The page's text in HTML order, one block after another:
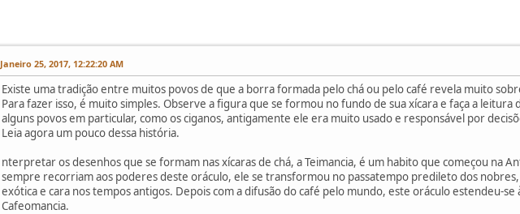
Janeiro 25, 2017, 12:22:20 AM
Existe uma tradição entre muitos povos de que a borra formada pelo chá ou pelo café revela muito
Para fazer isso, é muito simples. Observe a figura que se formou no fundo de sua xícara e faça a
alguns povos em particular, como os ciganos, antigamente ele era muito usado e responsável por
Leia agora um pouco dessa história.
nterpretar os desenhos que se formam nas xícaras de chá, a Teimancia, é um habito que começou na
sempre recorriam aos poderes deste oráculo, ele se transformou no passatempo predileto dos
exótica e cara nos tempos antigos. Depois com a difusão do café pelo mundo, este oráculo estendeu-
Cafeomancia.